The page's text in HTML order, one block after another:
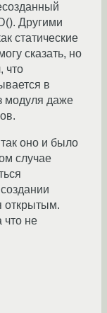
Другими
статические
сказать, но
что
в
модуля даже
оно и было
случае
открытым.
что не